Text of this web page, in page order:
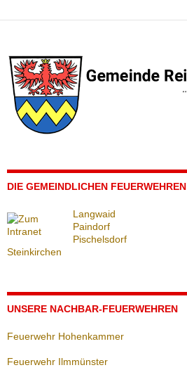
DIE GEMEINDLICHEN FEUERWEHREN
Langwaid
Paindorf
Pischelsdorf
Steinkirchen
UNSERE NACHBAR-FEUERWEHREN
Feuerwehr Hohenkammer
Feuerwehr Ilmmünster